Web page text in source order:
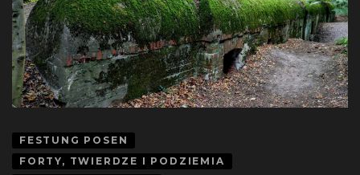
FESTUNG POSEN
FORTY, TWIERDZE I PODZIEMIA